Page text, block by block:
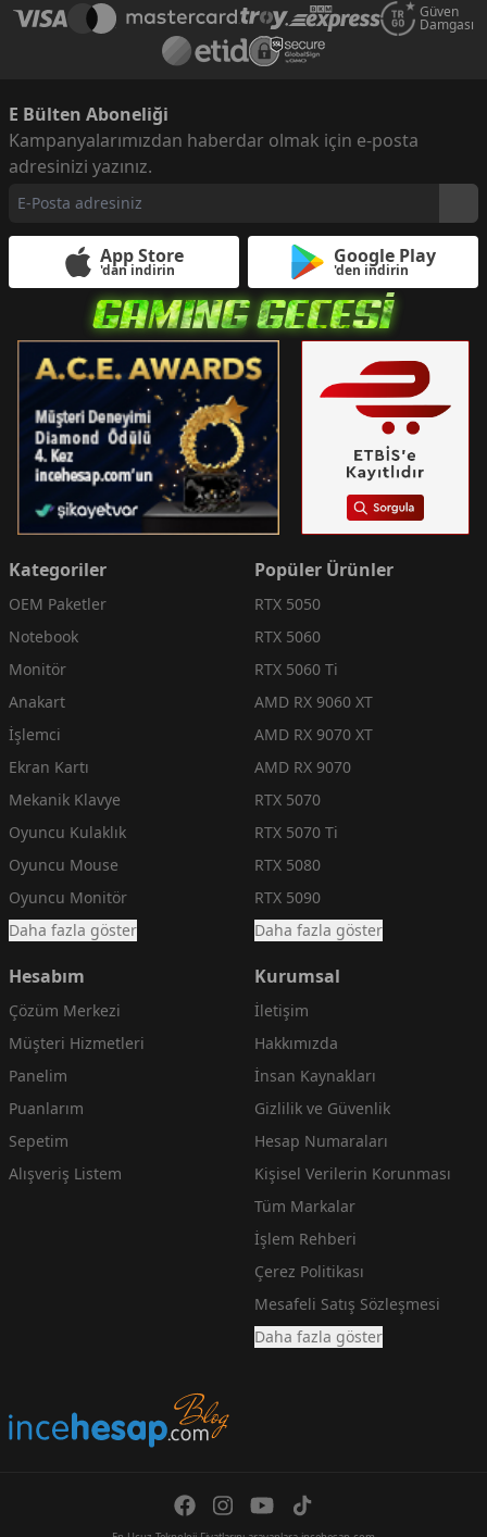
Güven
Damgası
E Bülten Aboneliği
Kampanyalarımızdan haberdar olmak için e-posta
adresinizi yazınız.
App Store
'dan indirin
Google Play
'den indirin
Kategoriler
OEM Paketler
Notebook
Monitör
Anakart
İşlemci
Ekran Kartı
Mekanik Klavye
Oyuncu Kulaklık
Oyuncu Mouse
Oyuncu Monitör
Daha fazla göster
Popüler Ürünler
RTX 5050
RTX 5060
RTX 5060 Ti
AMD RX 9060 XT
AMD RX 9070 XT
AMD RX 9070
RTX 5070
RTX 5070 Ti
RTX 5080
RTX 5090
Daha fazla göster
Hesabım
Çözüm Merkezi
Müşteri Hizmetleri
Panelim
Puanlarım
Sepetim
Alışveriş Listem
Kurumsal
İletişim
Hakkımızda
İnsan Kaynakları
Gizlilik ve Güvenlik
Hesap Numaraları
Kişisel Verilerin Korunması
Tüm Markalar
İşlem Rehberi
Çerez Politikası
Mesafeli Satış Sözleşmesi
Daha fazla göster